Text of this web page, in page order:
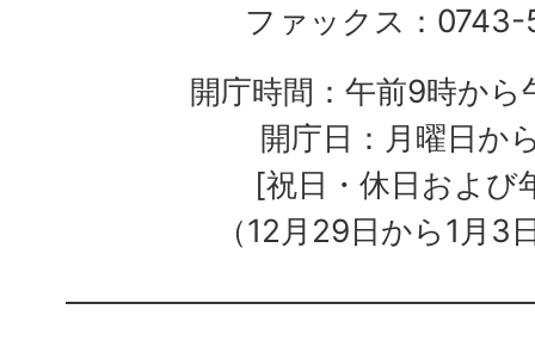
ファックス：
開庁時間：午前9時か
開庁日：月曜日か
[祝日・休日および
（12月29日から1月3